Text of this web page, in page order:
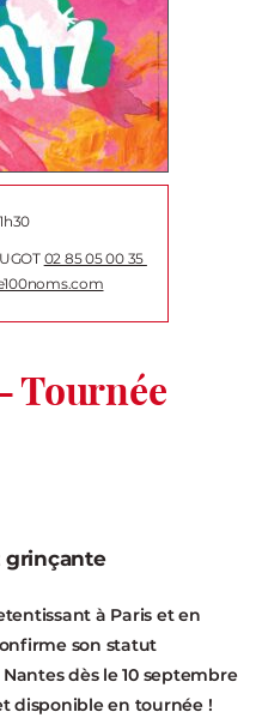
02 85 05 00 35
Tournée
grinçante
à Paris et en
son statut
dès le 10 septembre
disponible en tournée !